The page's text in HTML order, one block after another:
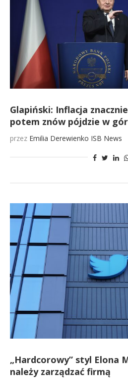
Glapiński: Inflacja
potem znów pójdzie w
przez Emilia Derewienko ISB News
„Hardcorowy” styl Elona
należy zarządzać firmą